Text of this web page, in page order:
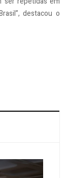
destacou o